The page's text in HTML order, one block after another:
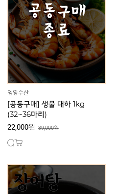
영양수산
[공동구매] 생물 대하 1kg
(32~36마리)
22,000원 39,000원